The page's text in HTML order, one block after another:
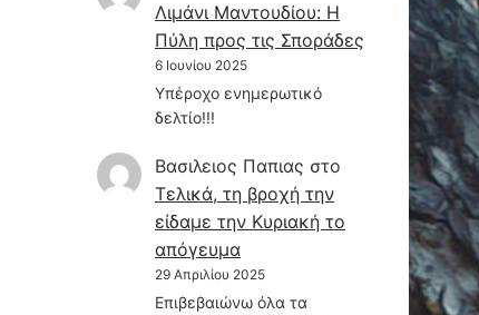
Λιμάνι Μαντουδίου: Η
Πύλη προς τις Σποράδες
6 Ιουνίου 2025
Υπέροχο ενημερωτικό
δελτίο!!!
Βασιλειος Παπιας στο
Τελικά, τη βροχή την
είδαμε την Κυριακή το
απόγευμα
29 Απριλίου 2025
Επιβεβαιώνω όλα τα